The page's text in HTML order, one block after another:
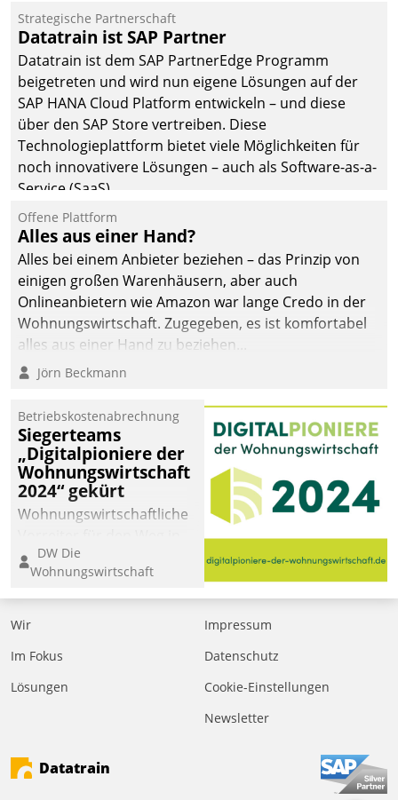
Einsparungen durch optimierte und automatisierte
Prozesse. Doch man darf nicht zu viel erwarten: Allein
mit der Einführung einer neuen Software ist es nicht
getan. Die Digitalisierung erfordert von Unternehmen
die Bereitschaft, sich zu überprüfen, zu hinterfragen
und zu verändern.
Strategische Partnerschaft
Datatrain ist SAP Partner
Datatrain ist dem SAP PartnerEdge Programm
beigetreten und wird nun eigene Lösungen auf der
SAP HANA Cloud Platform entwickeln – und diese
über den SAP Store vertreiben. Diese
Technologieplattform bietet viele Möglichkeiten für
noch innovativere Lösungen – auch als Software-as-a-
Service (SaaS).
Offene Plattform
Alles aus einer Hand?
Alles bei einem Anbieter beziehen – das Prinzip von
einigen großen Warenhäusern, aber auch
Onlineanbietern wie Amazon war lange Credo in der
Wohnungswirtschaft. Zugegeben, es ist komfortabel
alles aus einer Hand zu beziehen...
Jörn Beckmann
Betriebskostenabrechnung
Siegerteams
„Digitalpioniere der
Wohnungswirtschaft
2024“ gekürt
Wohnungswirtschaftliche
eine digitale Zukunft zu
finden, ist das Ziel des
Awards „Digitalpioniere
der
Bewerben können sich
dafür ein Team
DW Die
Wohnungswirtschaft
Wir
Im Fokus
Lösungen
Impressum
Datenschutz
Cookie-Einstellungen
Newsletter
Datatrain